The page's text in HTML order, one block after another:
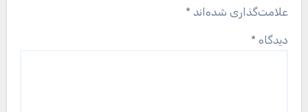
علامت‌گذاری شده‌اند *
دیدگاه *